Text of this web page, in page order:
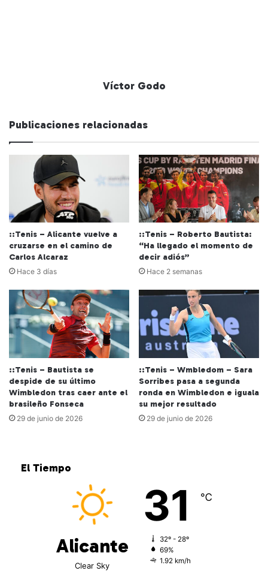
Víctor Godo
Publicaciones relacionadas
::Tenis – Alicante vuelve a
cruzarse en el camino de
Carlos Alcaraz
Hace 3 días
::Tenis – Roberto Bautista:
“Ha llegado el momento de
decir adiós”
Hace 2 semanas
::Tenis – Bautista se
despide de su último
Wimbledon tras caer ante el
brasileño Fonseca
29 de junio de 2026
::Tenis – Wmbledom – Sara
Sorribes pasa a segunda
ronda en Wimbledon e iguala
su mejor resultado
29 de junio de 2026
El Tiempo
Alicante
Clear Sky
31 ℃
32º - 28º
69%
1.92 km/h